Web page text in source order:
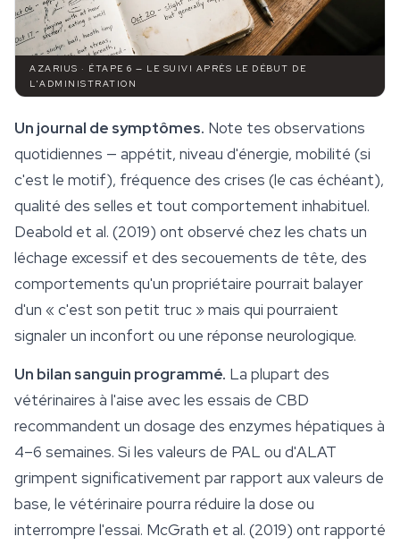
AZARIUS · ÉTAPE 6 — LE SUIVI APRÈS LE DÉBUT DE
L'ADMINISTRATION
Un journal de symptômes. Note tes observations
quotidiennes — appétit, niveau d'énergie, mobilité (si
c'est le motif), fréquence des crises (le cas échéant),
qualité des selles et tout comportement inhabituel.
Deabold et al. (2019) ont observé chez les chats un
léchage excessif et des secouements de tête, des
comportements qu'un propriétaire pourrait balayer
d'un « c'est son petit truc » mais qui pourraient
signaler un inconfort ou une réponse neurologique.
Un bilan sanguin programmé. La plupart des
vétérinaires à l'aise avec les essais de CBD
recommandent un dosage des enzymes hépatiques à
4–6 semaines. Si les valeurs de PAL ou d'ALAT
grimpent significativement par rapport aux valeurs de
base, le vétérinaire pourra réduire la dose ou
interrompre l'essai. McGrath et al. (2019) ont rapporté